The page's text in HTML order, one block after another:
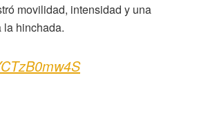
movilidad, intensidad y una
la hinchada.